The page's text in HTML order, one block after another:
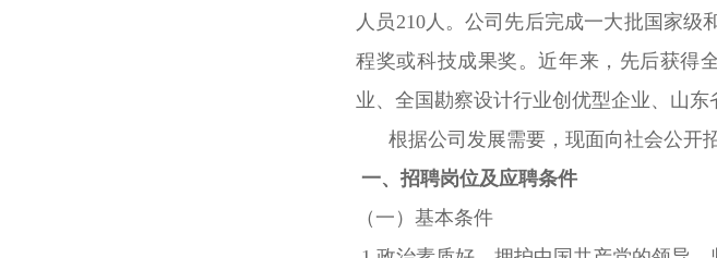
人员210人。公司先后完成一大批国家
程奖或科技成果奖。近年来，先后获得
业、全国勘察设计行业创优型企业、山
根据公司发展需要，现面向社会公开
一、招聘岗位及应聘条件
（一）基本条件